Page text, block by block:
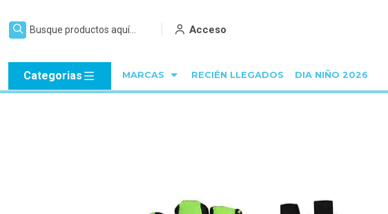
Acceso
Categorias MARCAS RECIÉN LLEGADOS DIA NIÑO 2026
Inicio ONWHEELS